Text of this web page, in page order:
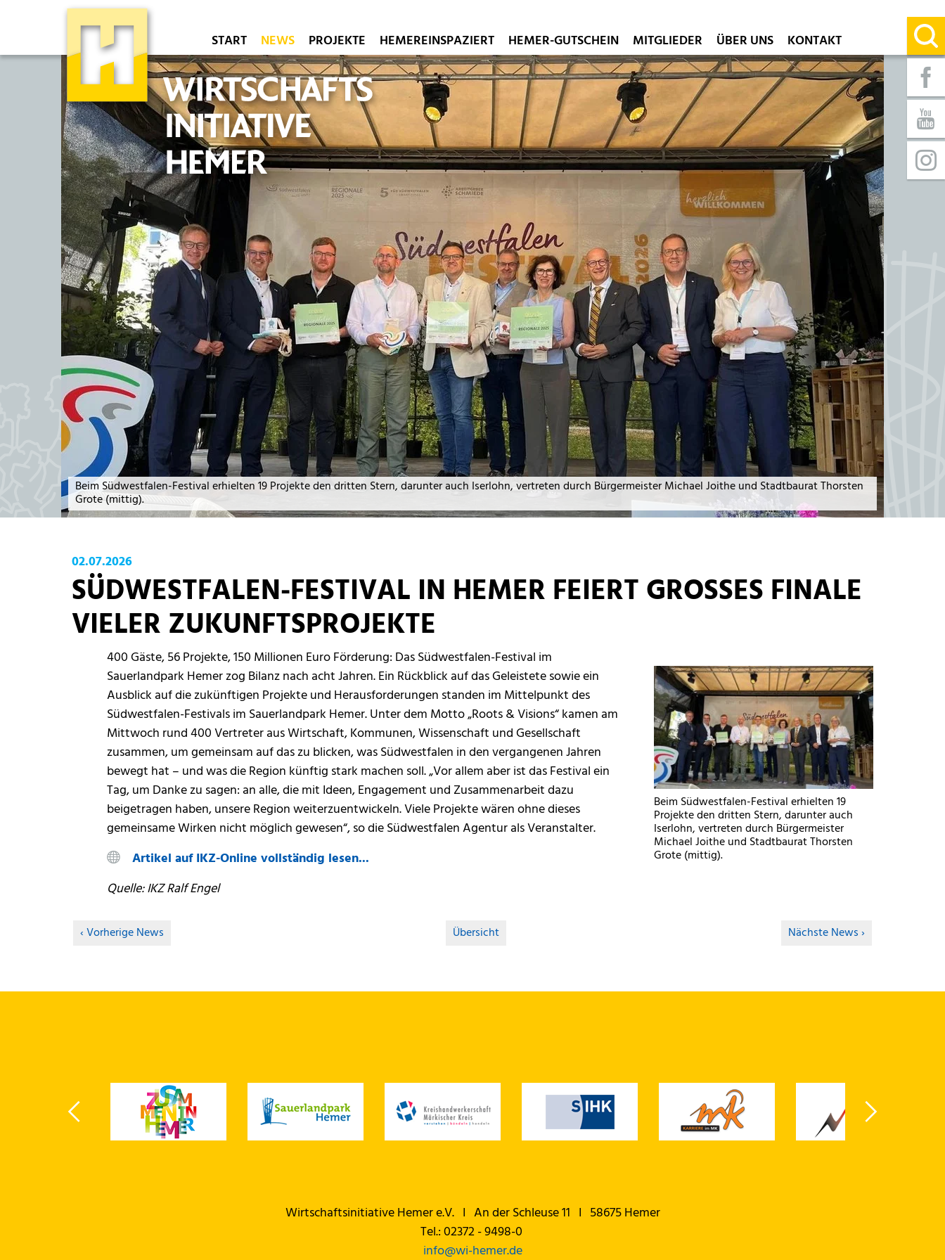
START NEWS PROJEKTE HEMEREINSPAZIERT HEMER-GUTSCHEIN MITGLIEDER ÜBER UNS KONTAKT
Beim Südwestfalen-Festival erhielten 19 Projekte den dritten Stern, darunter auch Iserlohn, vertreten durch Bürgermeister Michael Joithe und Stadtbaurat Thorsten
Grote (mittig).
02.07.2026
SÜDWESTFALEN-FESTIVAL IN HEMER FEIERT GROSSES FINALE V
IELER ZUKUNFTSPROJEKTE
400 Gäste, 56 Projekte, 150 Millionen Euro Förderung: Das Südwestfalen-Festival im
Sauerlandpark Hemer zog Bilanz nach acht Jahren. Ein Rückblick auf das Geleistete sowie ein
Ausblick auf die zukünftigen Projekte und Herausforderungen standen im Mittelpunkt des
Südwestfalen-Festivals im Sauerlandpark Hemer. Unter dem Motto „Roots & Visions“ kamen am
Mittwoch rund 400 Vertreter aus Wirtschaft, Kommunen, Wissenschaft und Gesellschaft
zusammen, um gemeinsam auf das zu blicken, was Südwestfalen in den vergangenen Jahren
bewegt hat – und was die Region künftig stark machen soll. „Vor allem aber ist das Festival ein
Tag, um Danke zu sagen: an alle, die mit Ideen, Engagement und Zusammenarbeit dazu
beigetragen haben, unsere Region weiterzuentwickeln. Viele Projekte wären ohne dieses
gemeinsame Wirken nicht möglich gewesen“, so die Südwestfalen Agentur als Veranstalter.
Artikel auf IKZ-Online vollständig lesen...
Quelle: IKZ Ralf Engel
Beim Südwestfalen-Festival erhielten 19
Projekte den dritten Stern, darunter auch
Iserlohn, vertreten durch Bürgermeister
Michael Joithe und Stadtbaurat Thorsten
Grote (mittig).
Vorherige News Übersicht Nächste News
Wirtschaftsinitiative Hemer e.V. I An der Schleuse 11 I 58675 Hemer
Tel.: 02372 - 9498-0
info@wi-hemer.de